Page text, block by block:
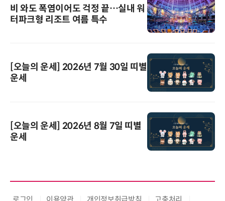
비 와도 폭염이어도 걱정 끝…실내 워
터파크형 리조트 여름 특수
[오늘의 운세] 2026년 7월 30일 띠별
운세
[오늘의 운세] 2026년 8월 7일 띠별
운세
로그인 이용약관 개인정보취급방침 고충처리